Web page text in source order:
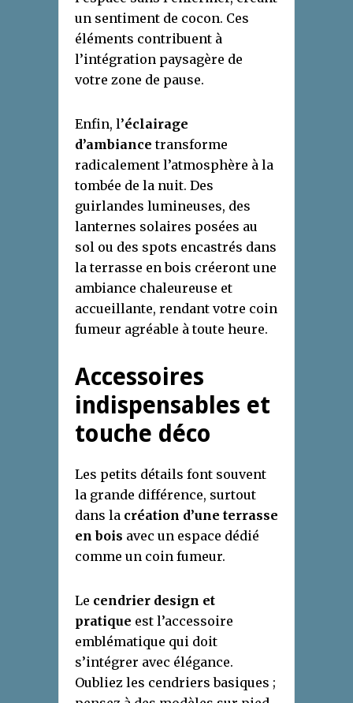
un sentiment de cocon. Ces
éléments contribuent à
l’intégration paysagère de
votre zone de pause.
Enfin, l’éclairage
d’ambiance transforme
radicalement l’atmosphère à la
tombée de la nuit. Des
guirlandes lumineuses, des
lanternes solaires posées au
sol ou des spots encastrés dans
la terrasse en bois créeront une
ambiance chaleureuse et
accueillante, rendant votre coin
fumeur agréable à toute heure.
Accessoires
indispensables et
touche déco
Les petits détails font souvent
la grande différence, surtout
dans la création d’une terrasse
en bois avec un espace dédié
comme un coin fumeur.
Le cendrier design et
pratique est l’accessoire
emblématique qui doit
s’intégrer avec élégance.
Oubliez les cendriers basiques ;